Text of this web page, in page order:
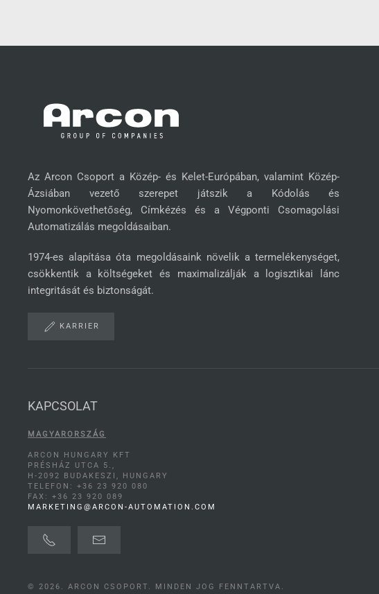
Az Arcon Csoport a Közép- és Kelet-Európában, valamint Közép-
Ázsiában vezető szerepet játszik a Kódolás és
Nyomonkövethetőség, Címkézés és a Végponti Csomagolási
Automatizálás megoldásaiban.
1974-es alapítása óta megoldásaink növelik a termelékenységet,
csökkentik a költségeket és maximalizálják a logisztikai lánc
integritását és biztonságát.
KARRIER
KAPCSOLAT
MAGYARORSZÁG
ARCON HUNGARY KFT
PRÉSHÁZ UTCA 5.,
H-2092 BUDAKESZI, HUNGARY
TELEFON: +36 23 920 080
FAX: +36 23 920 089
MARKETING@ARCON-AUTOMATION.COM
© 2026. ARCON CSOPORT. MINDEN JOG FENNTARTVA.